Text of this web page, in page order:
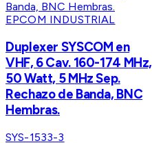
EPCOM INDUSTRIAL
Duplexer SYSCOM en
VHF, 6 Cav. 160-174 MHz,
50 Watt, 5 MHz Sep.
Rechazo de Banda, BNC
Hembras.
SYS-1533-3